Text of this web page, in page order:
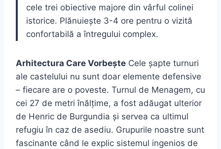
cele trei obiective majore din vârful colinei
istorice. Plănuiește 3-4 ore pentru o vizită
confortabilă a întregului complex.
Arhitectura Care Vorbește Cele șapte turnuri
ale castelului nu sunt doar elemente defensive
– fiecare are o poveste. Turnul de Menagem, cu
cei 27 de metri înălțime, a fost adăugat ulterior
de Henric de Burgundia și servea ca ultimul
refugiu în caz de asediu. Grupurile noastre sunt
fascinante când le explic sistemul ingenios de